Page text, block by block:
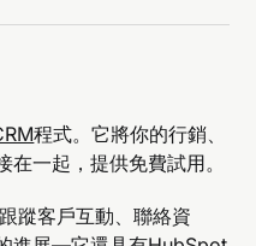
程式。它將你的行銷、
一起，提供免費試用。
蹤客戶互動、聯絡資